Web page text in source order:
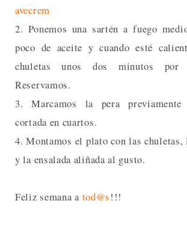
avecrem
2. Ponemos una sartén a fuego
poco de aceite y cuando esté
chuletas unos dos minutos por
Reservamos.
3. Marcamos la pera previamente
cortada en cuartos.
4. Montamos el plato con las chuletas,
y la ensalada aliñada al gusto.
Feliz semana a tod@s!!!